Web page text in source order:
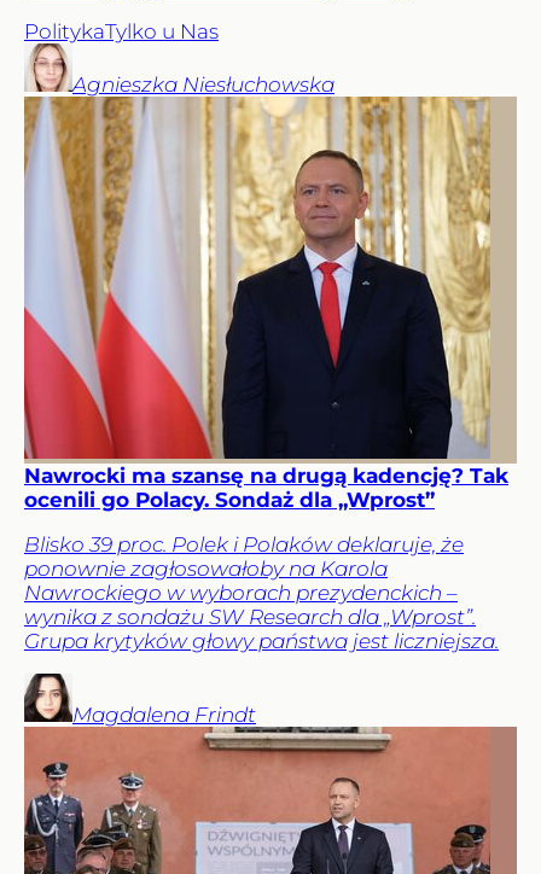
PolitykaTylko u Nas
Agnieszka Niesłuchowska
Nawrocki ma szansę na drugą kadencję? Tak
ocenili go Polacy. Sondaż dla „Wprost”
Blisko 39 proc. Polek i Polaków deklaruje, że
ponownie zagłosowałoby na Karola
Nawrockiego w wyborach prezydenckich –
wynika z sondażu SW Research dla „Wprost”.
Grupa krytyków głowy państwa jest liczniejsza.
Magdalena Frindt